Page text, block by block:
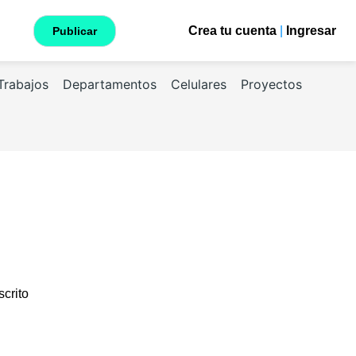
Publicar Crea tu cuenta| Ingresar
Departamentos Celulares Proyectos